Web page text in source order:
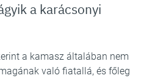
a karácsonyi
a kamasz általában nem
való fiatallá, és főleg